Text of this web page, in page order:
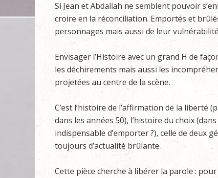
Si Jean et Abdallah ne semblent pouvoir
croire en la réconciliation. Emportés et
personnages mais aussi de leur
Envisager l’Histoire avec un grand H de
les déchirements mais aussi les
projetées au centre de la scène.
C’est l’histoire de l’affirmation de la liberté
dans les années 50), l’histoire du choix
indispensable d’emporter ?), celle de deux
toujours d’actualité brûlante.
Cette pièce cherche à libérer la parole :